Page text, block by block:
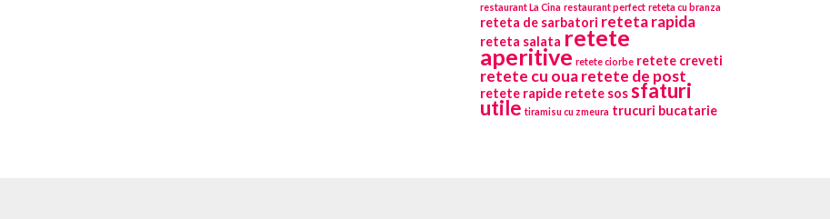
restaurant La Cina restaurant perfect reteta cu branza
reteta de sarbatori reteta rapida
reteta salata retete
aperitive retete ciorbe retete creveti
retete cu ouaretete de post
retete rapide retete sossfaturi
utile tiramisu cu zmeura trucuri bucatarie